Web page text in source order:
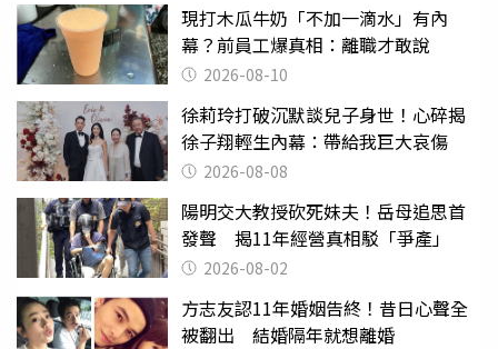
現打木瓜牛奶「不加一滴水」有內
幕？前員工爆真相：離職才敢說
2026-08-10
徐莉玲打破沉默談兒子身世！心碎揭
徐子翔輕生內幕：帶給我巨大哀傷
2026-08-08
陽明交大教授砍死妹夫！岳母追思首
發聲 揭11年經營真相駁「爭產」
2026-08-02
方志友認11年婚姻告終！昔日心聲全
被翻出 結婚隔年就想離婚